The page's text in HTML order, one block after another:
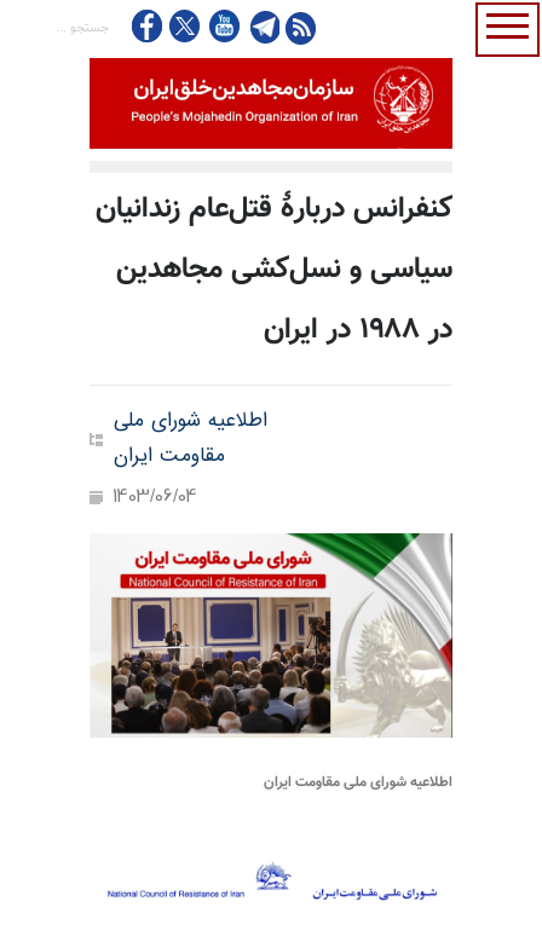
کنفرانس دربارهٔ قتل‌عام زندانیان
سیاسی و نسل‌کشی مجاهدین
در ۱۹۸۸ در ایران
اطلاعیه شورای ملی
مقاومت ایران
1403/06/04
اطلاعیه شورای ملی مقاومت ایران